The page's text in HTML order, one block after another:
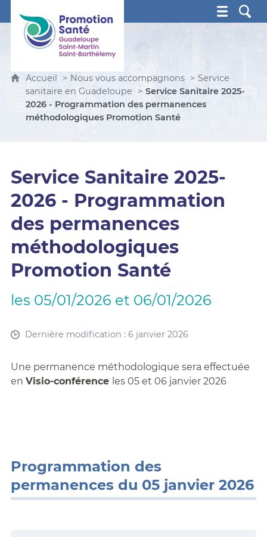
Promotion Santé Guadeloupe, Saint-Martin, Saint
Accueil Nous vous accompagnons
Service
sanitaire en Guadeloupe
Service Sanitaire 2025-
2026 - Programmation des permanences
méthodologiques Promotion Santé
Service Sanitaire 2025-
2026 - Programmation
des permanences
méthodologiques
Promotion Santé
les 05/01/2026 et 06/01/2026
Dernière modification : 6 janvier 2026
Une permanence méthodologique sera effectuée
en Visio-conférence les 05 et 06 janvier 2026
Programmation des
permanences du 05 janvier 2026